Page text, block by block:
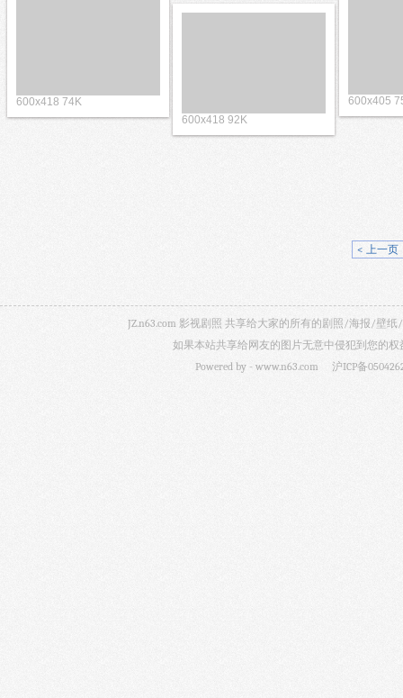
600x394 45K
< 上一页
JZ.n63.com 影视剧照 共享给大家的所有的剧照/海报/壁
如果本站共享给网友的图片无意中侵犯到您的
Powered by - www.n63.com 沪ICP备